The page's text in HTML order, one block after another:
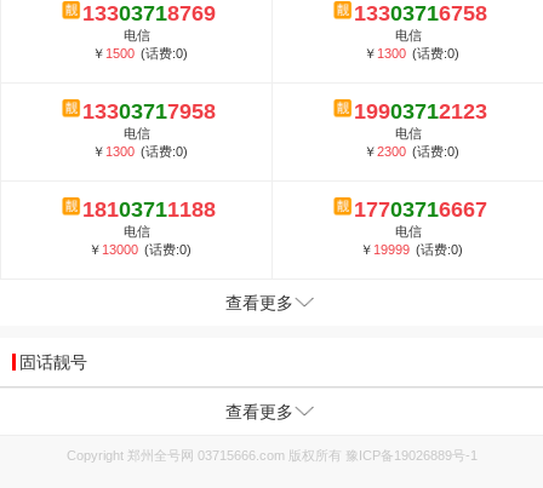
13303718769
电信
￥ 1500 (话费:0)
13303716758
电信
￥ 1300 (话费:0)
13303717958
电信
￥ 1300 (话费:0)
19903712123
电信
￥2300 (话费:0)
18103711188
电信
￥ 13000 (话费:0)
17703716667
电信
￥ 19999 (话费:0)
查看更多
固话靓号
查看更多
Copyright 郑州全号网 03715666.com 版权所有 豫ICP备19026889号-1